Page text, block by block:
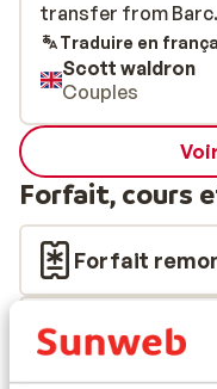
transfer from
had problems, with
be picked up. As
,great skiing, great
transfer from
Traduire en
Scott waldron
Couples
Forfait, cours
Forfait
Cours de ski